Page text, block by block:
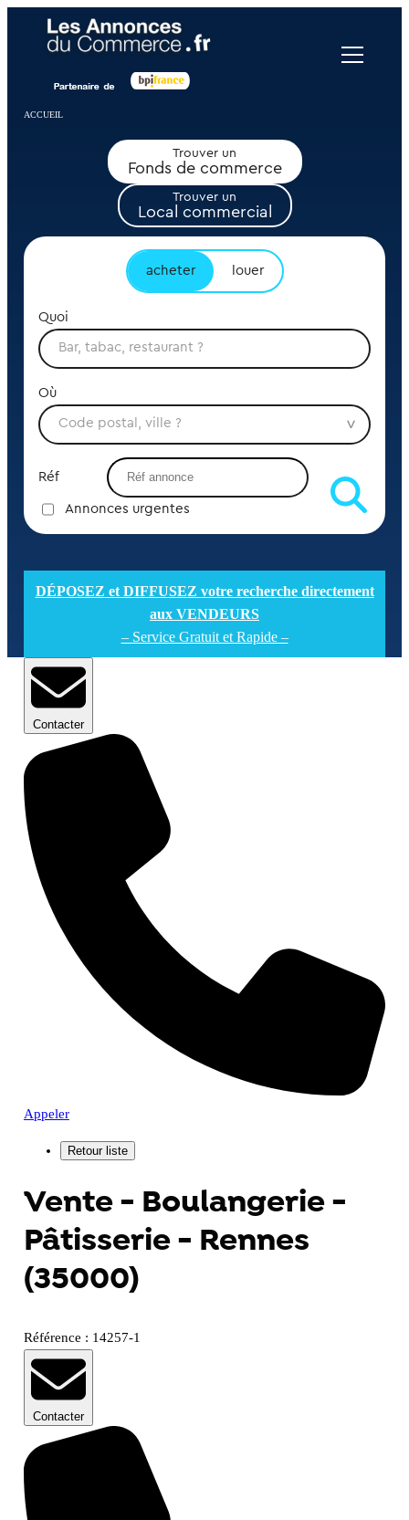
ACCUEIL
Trouver un
Fonds de commerce
Trouver un
Local commercial
acheter louer
Quoi
Où
Réf
Annonces urgentes
DÉPOSEZ et DIFFUSEZ votre recherche directement
aux VENDEURS
– Service Gratuit et Rapide –
Contacter
Appeler
Vente - Boulangerie -
Pâtisserie - Rennes
(35000)
Référence : 14257-1
Contacter
Panneau de gestion des cookies